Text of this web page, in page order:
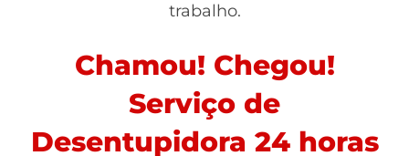
trabalho.
Chamou! Chegou!
Serviço de
Desentupidora 24 horas